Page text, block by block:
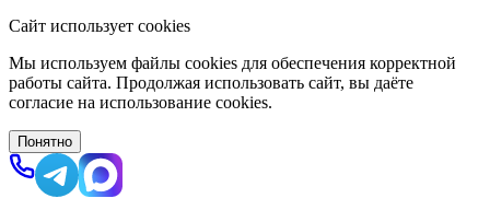
Сайт использует cookies
Мы используем файлы cookies для обеспечения корректной
работы сайта. Продолжая использовать сайт, вы даёте
согласие на использование cookies.
Понятно